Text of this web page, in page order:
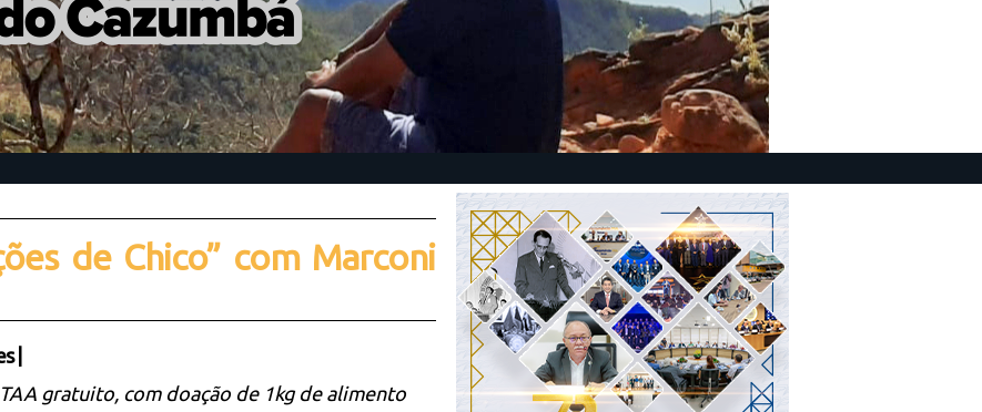
de Chico” com Marconi
gratuito, com doação de 1kg de alimento